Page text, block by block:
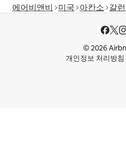
에어비앤비 미국 아칸소 갈
© 2026
개인정보 처리방침